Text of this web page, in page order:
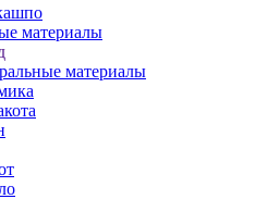
материалы
материалы